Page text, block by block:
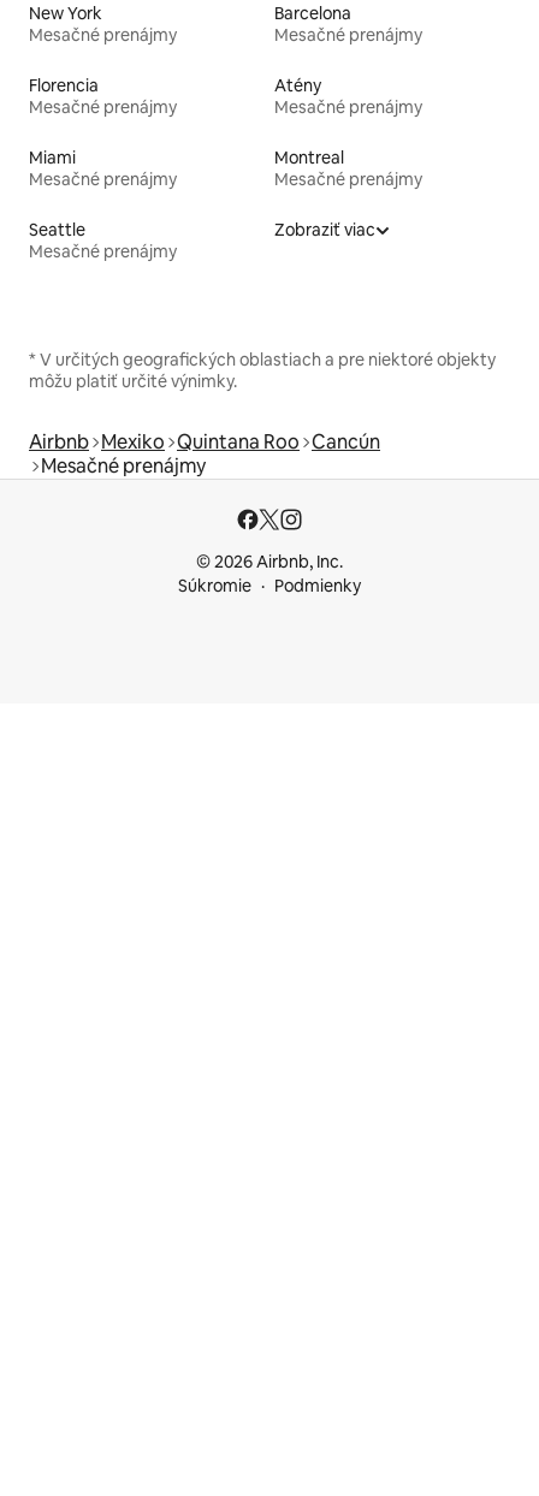
New York
Mesačné prenájmy
Barcelona
Mesačné prenájmy
Florencia
Mesačné prenájmy
Atény
Mesačné prenájmy
Miami
Mesačné prenájmy
Montreal
Mesačné prenájmy
Seattle
Mesačné prenájmy
Zobraziť viac
* V určitých geografických oblastiach a pre niektoré objekty
môžu platiť určité výnimky.
Airbnb Mexiko Quintana Roo Cancún
Mesačné prenájmy
© 2026 Airbnb, Inc.
Súkromie
Podmienky